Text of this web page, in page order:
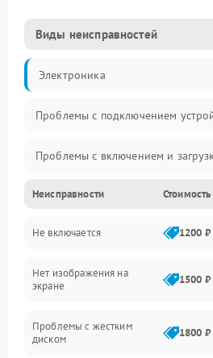
Виды неисправностей
Электроника
Проблемы с подключением
Проблемы с включением и
Проблемы с изображением и
Проблемы с
Прочие специфичные проблемы
Неисправности Стоимость
Не включается 1200 ₽
Нет изображения на
экране
1500 ₽
Проблемы с жестким
диском
1800 ₽